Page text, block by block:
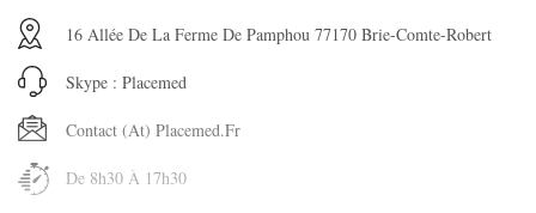
16 Allée De La Ferme De Pamphou 77170 Brie-Comte-Robert
Skype : Placemed
Contact (at) Placemed.fr
De 8h30 À 17h30